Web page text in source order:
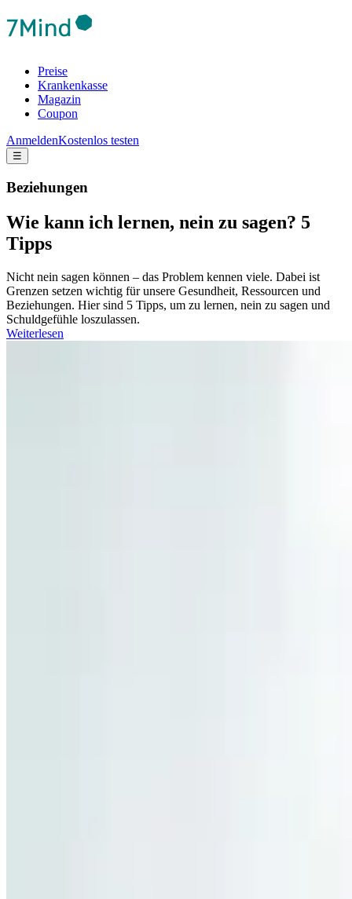
Preise
Krankenkasse
Magazin
Coupon
AnmeldenKostenlos testen
☰
Beziehungen
Wie kann ich lernen, nein zu sagen? 5
Tipps
Nicht nein sagen können – das Problem kennen viele. Dabei ist
Grenzen setzen wichtig für unsere Gesundheit, Ressourcen und
Beziehungen. Hier sind 5 Tipps, um zu lernen, nein zu sagen und
Schuldgefühle loszulassen.
Weiterlesen